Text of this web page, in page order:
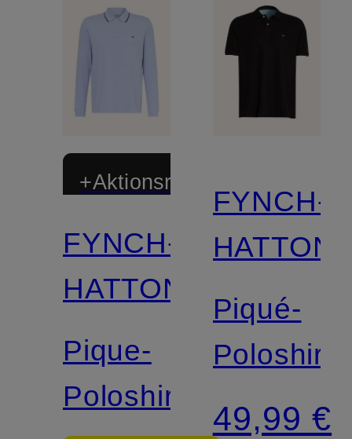
+Aktionsrabatt
FYNCH-
HATTON
Pique-
Poloshirt
FYNCH-
HATTON
Piqué-
Poloshirt
49,99 €